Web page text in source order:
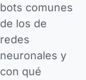
bots comunes
de los de
redes
neuronales y
con qué